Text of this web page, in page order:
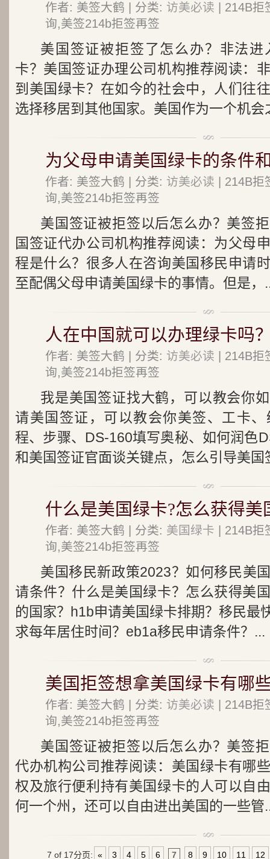
作者: 美签大鹤 | 分类: 访美必读 | 214B
询,美签214b拒签再签
美国签证被拒签了怎么办？非法
卡？美国签证办理公司机构推荐阅读：
到美国绿卡？在如今的社会中，人们往
选择移居到其他国家。美国作为一个机会
为父母申请美国绿卡的条件
作者: 美签大鹤 | 分类: 访美必读 | 214B
询,美签214b拒签再签
美国签证被拒签以后怎么办？美签
国签证代办公司机构推荐阅读：为父母
程是什么？很多人在咨询美国移民申请
至配偶父母申请美国绿卡的事情。但是，
人在中国就可以办理绿卡吗
作者: 美签大鹤 | 分类: 访美必读 | 214B
询,美签214b拒签再签
我是美国签证找大鹤，可以教会你
请美国签证，可以教会你美签、工卡
程、步骤、DS-160填写奥秘、如何润色
和美国签证官面谈关键点，怎么引导美国
什么是美国绿卡?怎么获得美
作者: 美签大鹤 | 分类: 美国绿卡 | 214B
询,美签214b拒签再签
美国移民新政策2023？如何移民美
请条件？什么是美国绿卡？怎么获得美
的国家？h1b申请美国绿卡排期？移民最
求每年居住时间？eb1a移民申请条件？...
美国拒签想拿美国绿卡有哪
作者: 美签大鹤 | 分类: 访美必读 | 214B
询,美签214b拒签再签
美国签证被拒签以后怎么办？美签
代办机构公司推荐阅读：美国绿卡有哪
权及旅行便利持有美国绿卡的人可以自
何一个州，还可以自由进出美国的一些管
7 of 17分页: « 3 4 5 6 7 8 9 10 11 12